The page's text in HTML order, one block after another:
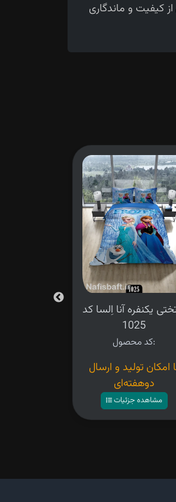
کیفیت و ماندگاری
یکنفره آنا اِلسا کد
1025
کد محصول:
امکان تولید و ارسال
دوهفته‌ای
مشاهده جزئیات